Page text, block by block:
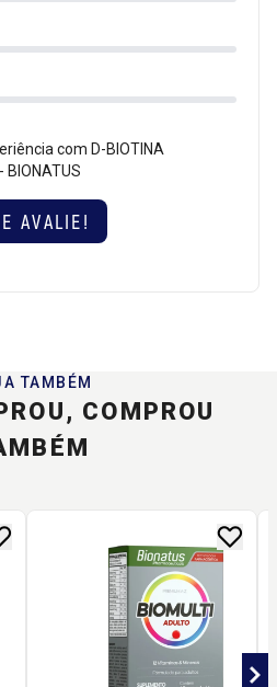
com D-BIOTINA
BIONATUS
AVALIE!
TAMBÉM
COMPROU